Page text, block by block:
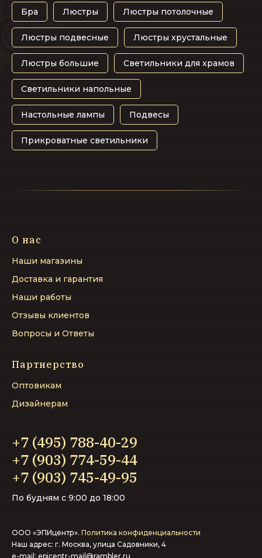
Бра Люстры Люстры потолочные
Люстры подвесные Люстры хрустальные
Люстры большие Светильники для храмов
Светильники напольные
Настольные лампы Подвесы
Прикроватные светильники
+7 (495) 788-40-29
+7 (903) 774-59-44‬
+7 (903) 745-49-95‬
По будням с 9:00 до 18:00
ООО «ЭПИцентр». Политика конфиденциальности
Наш адрес: г. Москва, улица Садовники, 4
e-mail: epicentr-mail@rambler.ru
О нас
Наши магазины
Доставка и гарантия
Наши работы
Отзывы клиентов
Вопросы и Ответы
Партнерство
Оптовикам
Дизайнерам